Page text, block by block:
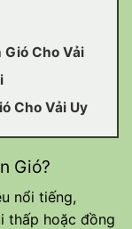
Cho Vải
Cho Vải Uy
Gió?
nổi tiếng,
thấp hoặc đồng